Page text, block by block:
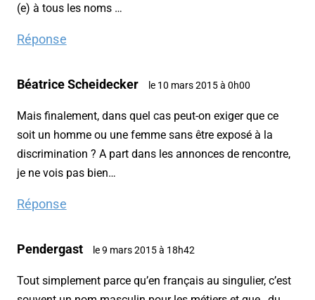
(e) à tous les noms …
Réponse
Béatrice Scheidecker le 10 mars 2015 à 0h00
Mais finalement, dans quel cas peut-on exiger que ce
soit un homme ou une femme sans être exposé à la
discrimination ? A part dans les annonces de rencontre,
je ne vois pas bien…
Réponse
Pendergast le 9 mars 2015 à 18h42
Tout simplement parce qu’en français au singulier, c’est